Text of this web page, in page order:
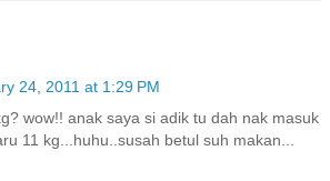
24, 2011 at 1:29 PM
wow!! anak saya si adik tu dah nak masuk
11 kg...huhu..susah betul suh makan...